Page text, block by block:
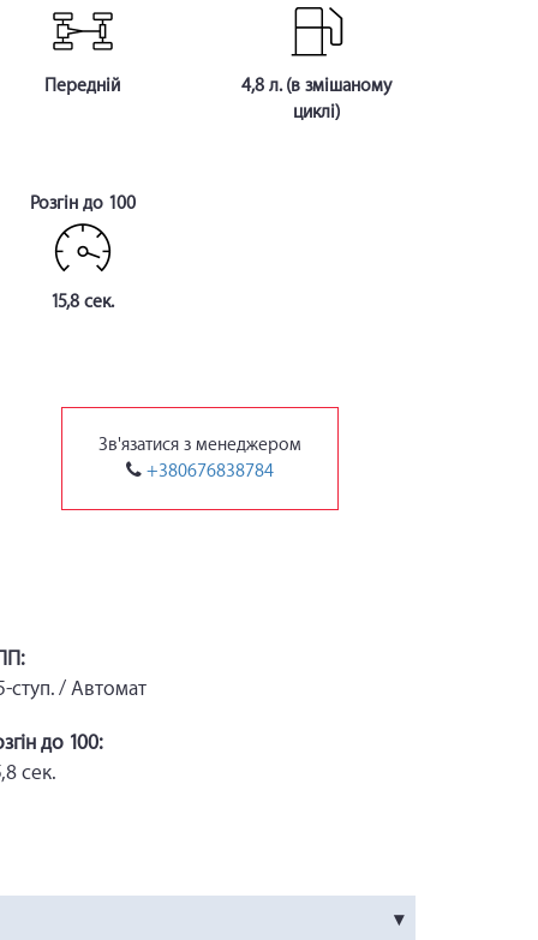
Передній
4,8 л. (в змішаному
циклі)
Розгін до 100
15,8 сек.
Зв'язатися з менеджером
+380676838784
ступ. / Автомат
до 100:
сек.